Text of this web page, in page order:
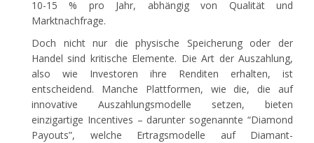
10-15 % pro Jahr, abhängig von Qualität und
Marktnachfrage.
Doch nicht nur die physische Speicherung oder der
Handel sind kritische Elemente. Die Art der Auszahlung,
also wie Investoren ihre Renditen erhalten, ist
entscheidend. Manche Plattformen, wie die, die auf
innovative Auszahlungsmodelle setzen, bieten
einzigartige Incentives – darunter sogenannte “Diamond
Payouts”, welche Ertragsmodelle auf Diamant-